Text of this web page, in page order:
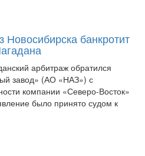
банкротит
арбитраж обратился
завод» (АО «НАЗ») с
компании «Северо-Восток»
было принято судом к